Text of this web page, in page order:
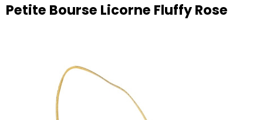
Petite Bourse Licorne Fluffy Rose